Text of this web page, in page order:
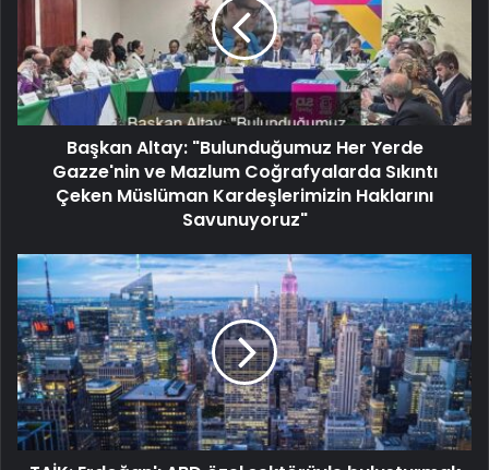
Başkan Altay: "Bulunduğumuz Her Yerde
Gazze'nin ve Mazlum Coğrafyalarda Sıkıntı
Çeken Müslüman Kardeşlerimizin Haklarını
Savunuyoruz"